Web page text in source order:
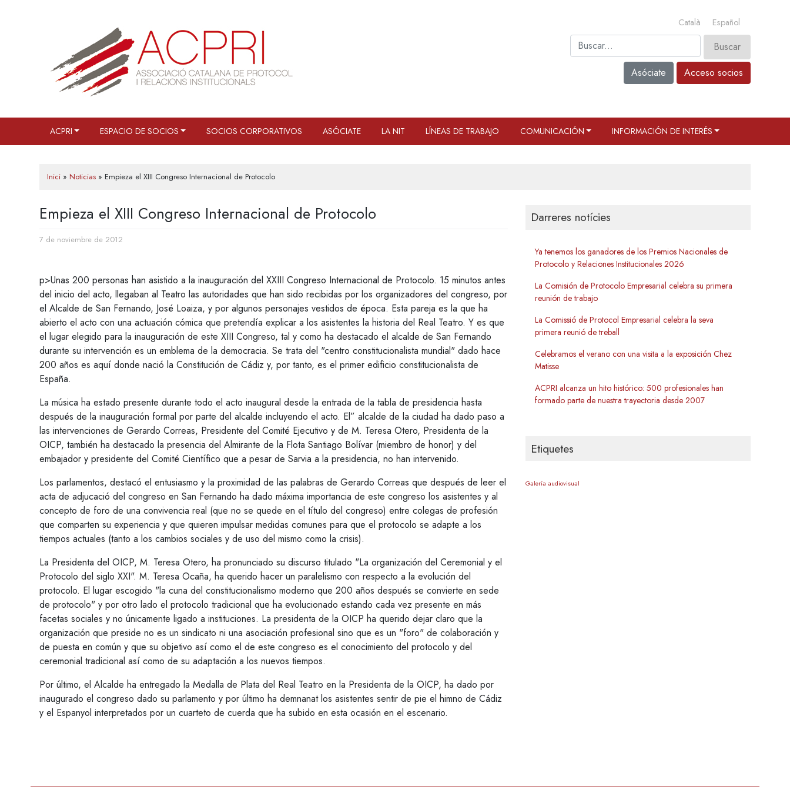
Català Español
Asóciate Acceso socios
ACPRI ESPACIO DE SOCIOS SOCIOS CORPORATIVOS ASÓCIATE LA NIT LÍNEAS DE TRABAJO COMUNICACIÓN INFORMACIÓN DE INTERÉS
Inici» Noticias» Empieza el XIII Congreso Internacional de Protocolo
Empieza el XIII Congreso Internacional de Protocolo
7 de noviembre de 2012
p>Unas 200 personas han asistido a la inauguración del XXIII Congreso Internacional de Protocolo. 15 minutos antes
del inicio del acto, llegaban al Teatro las autoridades que han sido recibidas por los organizadores del congreso, por
el Alcalde de San Fernando, José Loaiza, y por algunos personajes vestidos de época. Esta pareja es la que ha
abierto el acto con una actuación cómica que pretendía explicar a los asistentes la historia del Real Teatro. Y es que
el lugar elegido para la inauguración de este XIII Congreso, tal y como ha destacado el alcalde de San Fernando
durante su intervención es un emblema de la democracia. Se trata del "centro constitucionalista mundial" dado hace
200 años es aquí donde nació la Constitución de Cádiz y, por tanto, es el primer edificio constitucionalista de
España.
La música ha estado presente durante todo el acto inaugural desde la entrada de la tabla de presidencia hasta
después de la inauguración formal por parte del alcalde incluyendo el acto. El” alcalde de la ciudad ha dado paso a
las intervenciones de Gerardo Correas, Presidente del Comité Ejecutivo y de M. Teresa Otero, Presidenta de la
OICP, también ha destacado la presencia del Almirante de la Flota Santiago Bolívar (miembro de honor) y del
embajador y presidente del Comité Científico que a pesar de Sarvia a la presidencia, no han intervenido.
Los parlamentos, destacó el entusiasmo y la proximidad de las palabras de Gerardo Correas que después de leer el
acta de adjucació del congreso en San Fernando ha dado máxima importancia de este congreso los asistentes y al
concepto de foro de una convivencia real (que no se quede en el título del congreso) entre colegas de profesión
que comparten su experiencia y que quieren impulsar medidas comunes para que el protocolo se adapte a los
tiempos actuales (tanto a los cambios sociales y de uso del mismo como la crisis).
La Presidenta del OICP, M. Teresa Otero, ha pronunciado su discurso titulado "La organización del Ceremonial y el
Protocolo del siglo XXI". M. Teresa Ocaña, ha querido hacer un paralelismo con respecto a la evolución del
protocolo. El lugar escogido "la cuna del constitucionalismo moderno que 200 años después se convierte en sede
de protocolo" y por otro lado el protocolo tradicional que ha evolucionado estando cada vez presente en más
facetas sociales y no únicamente ligado a instituciones. La presidenta de la OICP ha querido dejar claro que la
organización que preside no es un sindicato ni una asociación profesional sino que es un "foro" de colaboración y
de puesta en común y que su objetivo así como el de este congreso es el conocimiento del protocolo y del
ceremonial tradicional así como de su adaptación a los nuevos tiempos.
Por último, el Alcalde ha entregado la Medalla de Plata del Real Teatro en la Presidenta de la OICP, ha dado por
inaugurado el congreso dado su parlamento y por último ha demnanat los asistentes sentir de pie el himno de Cádiz
y el Espanyol interpretados por un cuarteto de cuerda que ha subido en esta ocasión en el escenario.
Darreres notícies
Ya tenemos los ganadores de los Premios Nacionales de
Protocolo y Relaciones Institucionales 2026
La Comisión de Protocolo Empresarial celebra su primera
reunión de trabajo
La Comissió de Protocol Empresarial celebra la seva
primera reunió de treball
Celebramos el verano con una visita a la exposición Chez
Matisse
ACPRI alcanza un hito histórico: 500 profesionales han
formado parte de nuestra trayectoria desde 2007
Etiquetes
Galería audiovisual